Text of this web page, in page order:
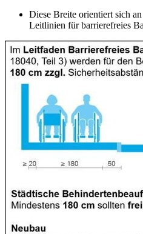
Diese Breite orientiert sich
Leitlinien für barrierefreies